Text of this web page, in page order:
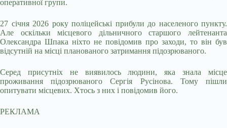
оперативної групи.
27 січня 2026 року поліцейські прибули до населеного пункту.
Але оскільки місцевого дільничного старшого лейтенанта
Олександра Шпака ніхто не повідомив про заходи, то він був
відсутній на місці планованого затримання підозрюваного.
Серед присутніх не виявилось людини, яка знала місце
проживання підозрюваного Сергія Русінова. Тому пішли
опитувати місцевих. Хтось з них і повідомив його.
РЕКЛАМА